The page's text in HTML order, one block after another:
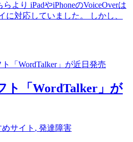
より iPadやiPhoneのVoiceOverは
に対応していました。 しかし、
ト「WordTalker」が
サイト , 発達障害